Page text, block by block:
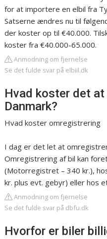
for at importere en elbil fra
Satserne ændres nu til
der koster op til €40.000.
koster fra €40.000-65.000.
Anmodning om fjernelse
Se det fulde svar på elbiil.dk
Hvad koster det
Danmark?
Hvad koster omregistrering
I dag er det let at
Omregistrering af bil kan
(Motorregistret – 340 kr.),
kr. plus evt. gebyr) eller hos
Anmodning om fjernelse
Se det fulde svar på dbfu.dk
Hvorfor er biler